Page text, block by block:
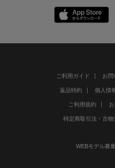
ご利用ガイド お問
返品特約 個人情
ご利用規約
特定商取引法・古
WEBモデル募